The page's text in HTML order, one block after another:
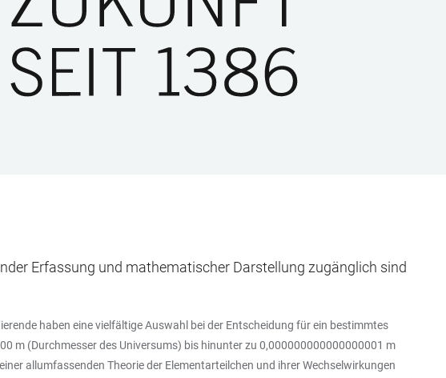
Erfassung und mathematischer Darstellung zugänglich sind
haben eine vielfältige Auswahl bei der Entscheidung für ein bestimmtes
m (Durchmesser des Universums) bis hinunter zu 0,000000000000000001 m
allumfassenden Theorie der Elementarteilchen und ihrer Wechselwirkungen